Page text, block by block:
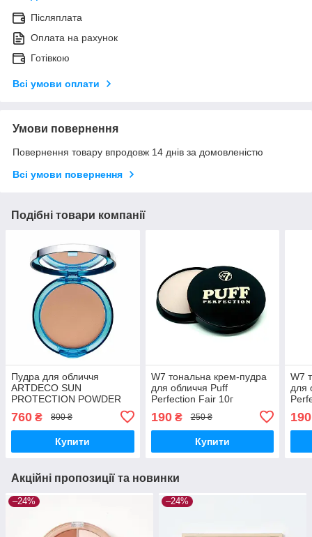
Післяплата
Оплата на рахунок
Готівкою
Всі умови оплати
Умови повернення
Повернення товару впродовж 14 днів за домовленістю
Всі умови повернення
Подібні товари компанії
Пудра для обличчя
ARTDECO SUN
PROTECTION POWDER
FDT SPF50 WET&DRY 9.5
г
760 ₴ 800 ₴
Купити
W7 тональна крем-пудра
для обличчя Puff
Perfection Fair 10г
190₴ 250 ₴
Купити
W7
для
190
Акційні пропозиції та новинки
–24% –24%